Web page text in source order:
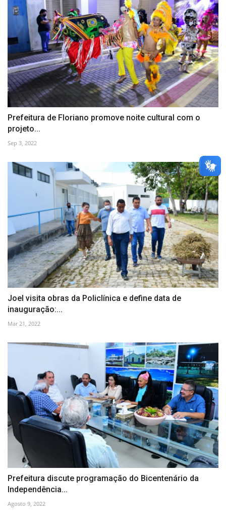
Prefeitura de Floriano promove noite cultural com o
projeto...
Sep 3, 2022
Joel visita obras da Policlínica e define data de
inauguração:...
Mar 21, 2022
Prefeitura discute programação do Bicentenário da
Independência...
Agosto 9, 2022